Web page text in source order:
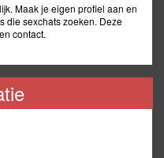
Maak je eigen profiel aan en
die sexchats zoeken. Deze
contact.